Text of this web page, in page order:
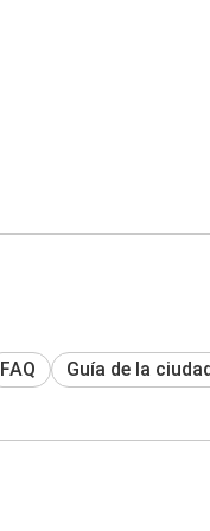
FAQ Guía de la